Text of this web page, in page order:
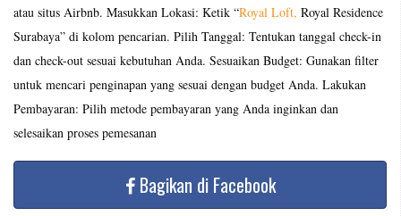
atau situs Airbnb. Masukkan Lokasi: Ketik “Royal Loft, Royal Residence
Surabaya” di kolom pencarian. Pilih Tanggal: Tentukan tanggal check-in
dan check-out sesuai kebutuhan Anda. Sesuaikan Budget: Gunakan filter
untuk mencari penginapan yang sesuai dengan budget Anda. Lakukan
Pembayaran: Pilih metode pembayaran yang Anda inginkan dan
selesaikan proses pemesanan
Bagikan di Facebook